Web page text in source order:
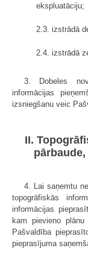
ekspluatāciju;
2.3. izstrādā
2.4. izstrādā
3. Dobeles
informācijas
izsniegšanu veic
II.
4. Lai saņemtu
topogrāfiskās
informācijas
kam pievieno
Pašvaldība
pieprasījuma